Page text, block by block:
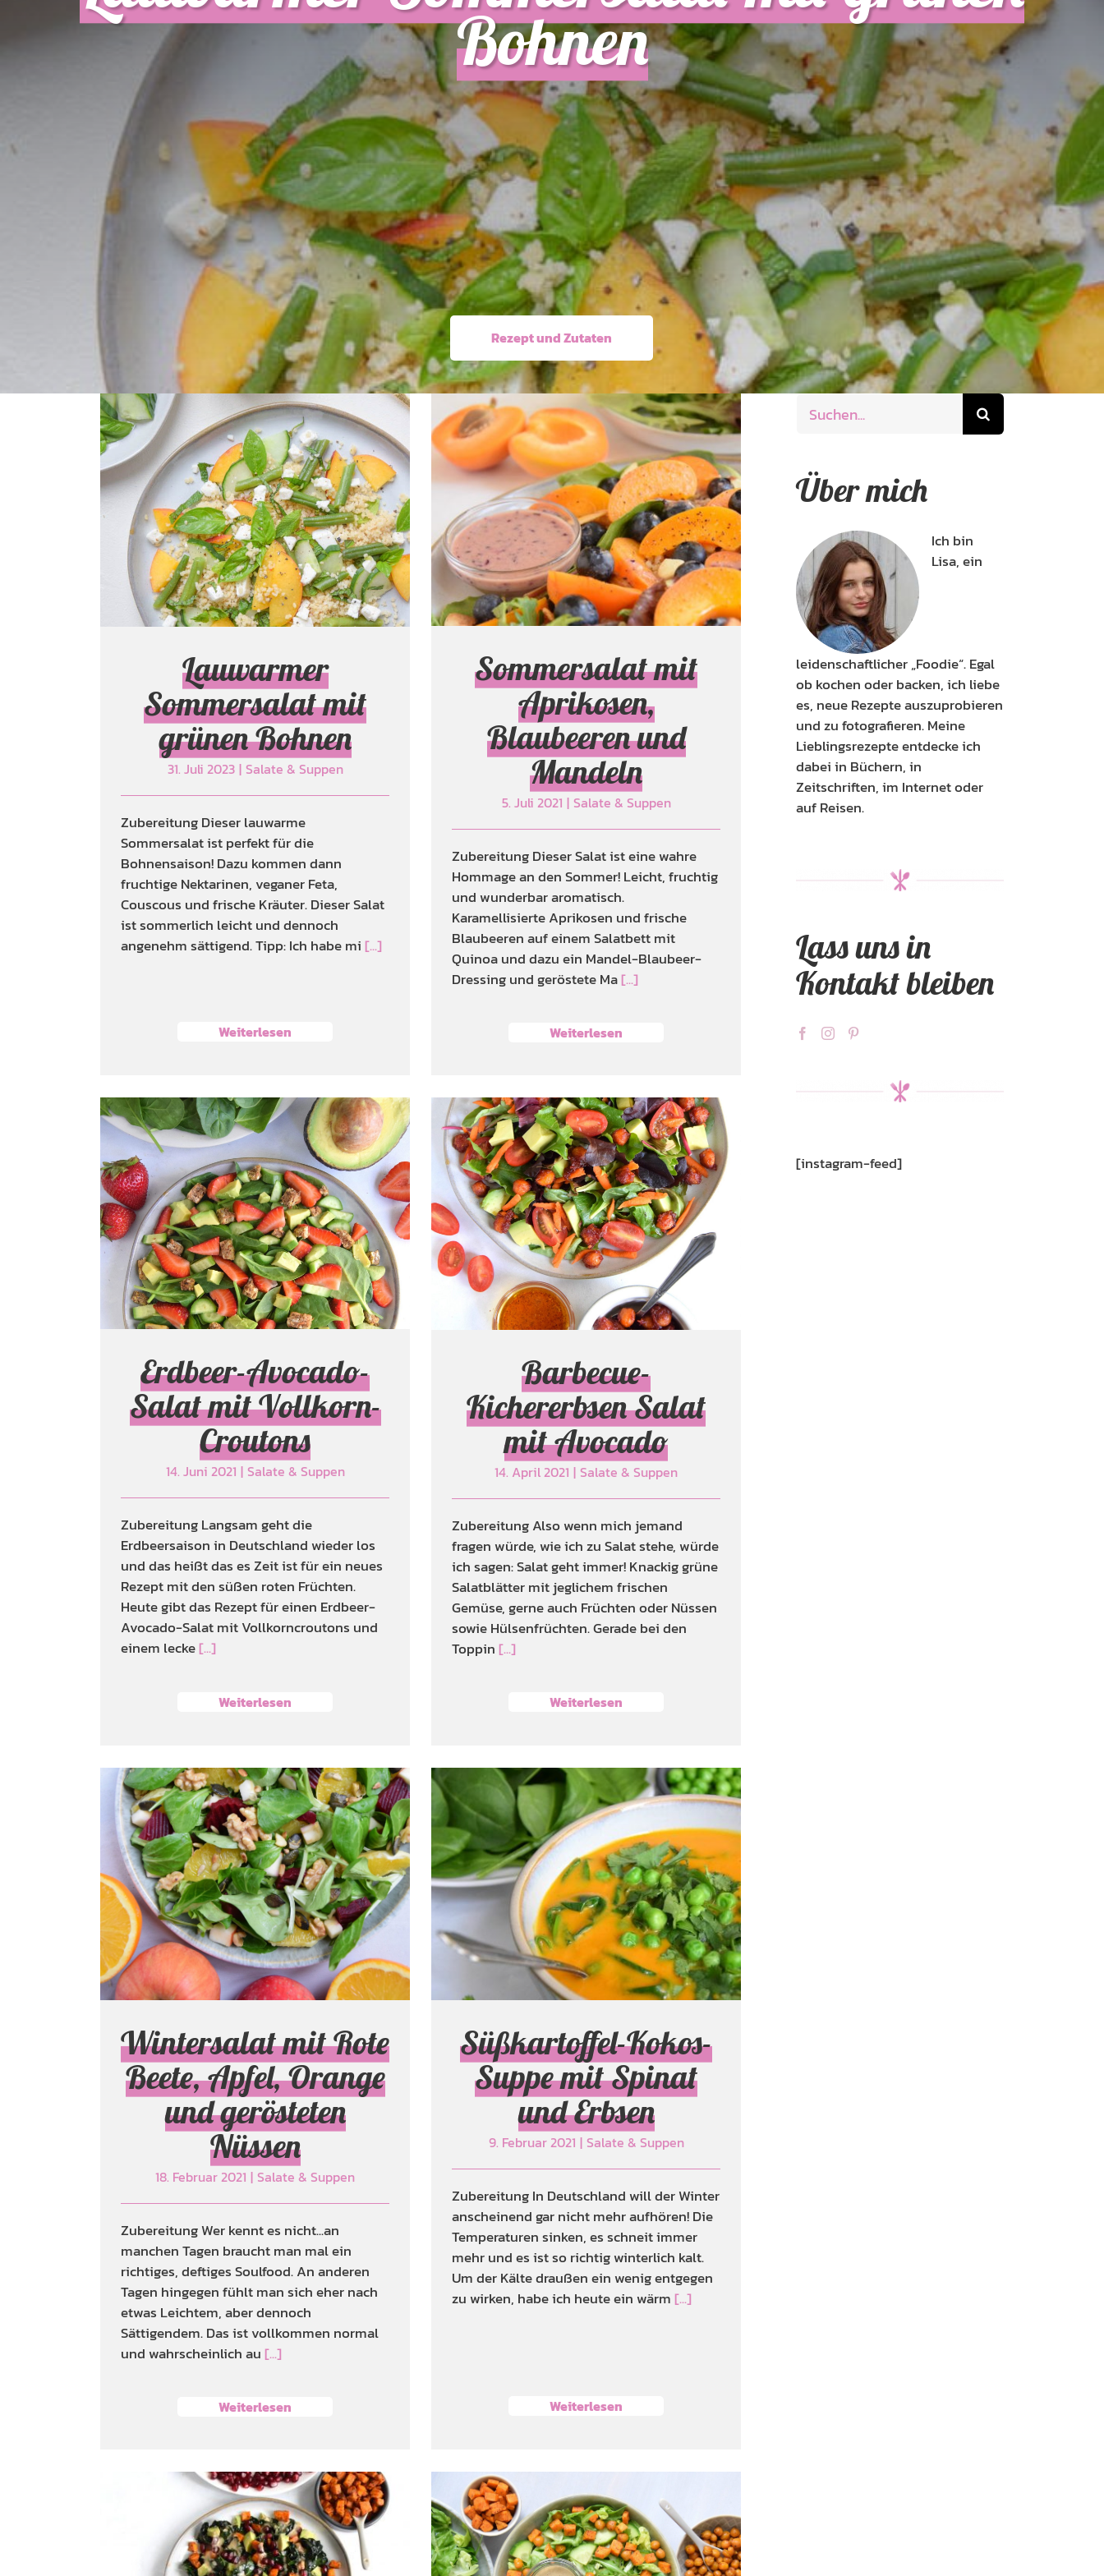
Bohnen
Rezept und Zutaten
Lauwarmer
Sommersalat mit
grünen Bohnen
Salate & Suppen
Lauwarmer
Sommersalat mit
grünen Bohnen
31. Juli 2023 | Salate & Suppen
Zubereitung Dieser lauwarme
Sommersalat ist perfekt für die
Bohnensaison! Dazu kommen dann
fruchtige Nektarinen, veganer Feta,
Couscous und frische Kräuter. Dieser Salat
ist sommerlich leicht und dennoch
angenehm sättigend. Tipp: Ich habe mi[...]
Weiterlesen
Sommersalat mit
Aprikosen,
Blaubeeren und
Mandeln
Salate & Suppen
Sommersalat mit
Aprikosen,
Blaubeeren und
Mandeln
5. Juli 2021 | Salate & Suppen
Zubereitung Dieser Salat ist eine wahre
Hommage an den Sommer! Leicht, fruchtig
und wunderbar aromatisch.
Karamellisierte Aprikosen und frische
Blaubeeren auf einem Salatbett mit
Quinoa und dazu ein Mandel-Blaubeer-
Dressing und geröstete Ma[...]
Weiterlesen
Erdbeer-Avocado-
Salat mit Vollkorn-
Croutons
Salate & Suppen
Erdbeer-Avocado-
Salat mit Vollkorn-
Croutons
14. Juni 2021 | Salate & Suppen
Zubereitung Langsam geht die
Erdbeersaison in Deutschland wieder los
und das heißt das es Zeit ist für ein neues
Rezept mit den süßen roten Früchten.
Heute gibt das Rezept für einen Erdbeer-
Avocado-Salat mit Vollkorncroutons und
einem lecke[...]
Weiterlesen
Barbecue-
Kichererbsen Salat
mit Avocado
Salate & Suppen
Barbecue-
Kichererbsen Salat
mit Avocado
14. April 2021 | Salate & Suppen
Zubereitung Also wenn mich jemand
fragen würde, wie ich zu Salat stehe, würde
ich sagen: Salat geht immer! Knackig grüne
Salatblätter mit jeglichem frischen
Gemüse, gerne auch Früchten oder Nüssen
sowie Hülsenfrüchten. Gerade bei den
Toppin[...]
Weiterlesen
Wintersalat mit
Rote Beete, Apfel,
Orange und
gerösteten Nüssen
Salate & Suppen
Wintersalat mit Rote
Beete, Apfel, Orange
und gerösteten
Nüssen
18. Februar 2021 | Salate & Suppen
Zubereitung Wer kennt es nicht...an
manchen Tagen braucht man mal ein
richtiges, deftiges Soulfood. An anderen
Tagen hingegen fühlt man sich eher nach
etwas Leichtem, aber dennoch
Sättigendem. Das ist vollkommen normal
und wahrscheinlich au[...]
Weiterlesen
Süßkartoffel-Kokos-
Suppe mit Spinat
und Erbsen
Salate & Suppen
Süßkartoffel-Kokos-
Suppe mit Spinat
und Erbsen
9. Februar 2021 | Salate & Suppen
Zubereitung In Deutschland will der Winter
anscheinend gar nicht mehr aufhören! Die
Temperaturen sinken, es schneit immer
mehr und es ist so richtig winterlich kalt.
Um der Kälte draußen ein wenig entgegen
zu wirken, habe ich heute ein wärm[...]
Weiterlesen
Grünkohlsalat mit
gebratenen
Süßkartoffel-
nach:
Über mich
Ich bin
Lisa, ein
leidenschaftlicher „Foodie“. Egal
ob kochen oder backen, ich liebe
es, neue Rezepte auszuprobieren
und zu fotografieren. Meine
Lieblingsrezepte entdecke ich
dabei in Büchern, in
Zeitschriften, im Internet oder
auf Reisen.
Lass uns in
Kontakt bleiben
[instagram-feed]